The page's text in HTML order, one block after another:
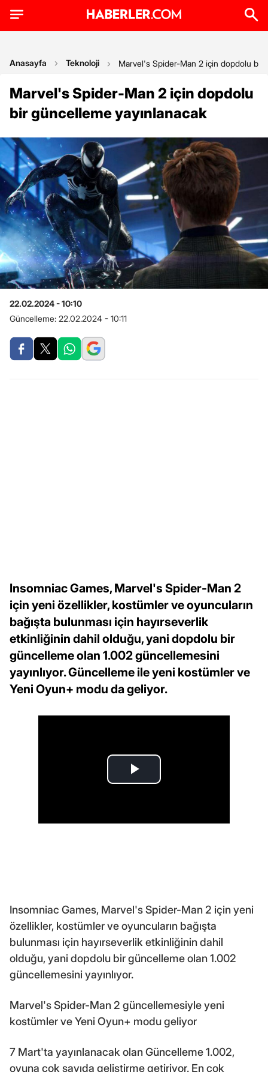
Anasayfa Teknoloji Marvel's Spider-Man 2 için dopdolu bir
Marvel's Spider-Man 2 için dopdolu
bir güncelleme yayınlanacak
22.02.2024 - 10:10
Güncelleme: 22.02.2024 - 10:11
Insomniac Games, Marvel's Spider-Man 2
için yeni özellikler, kostümler ve oyuncuların
bağışta bulunması için hayırseverlik
etkinliğinin dahil olduğu, yani dopdolu bir
güncelleme olan 1.002 güncellemesini
yayınlıyor. Güncelleme ile yeni kostümler ve
Yeni Oyun+ modu da geliyor.
Insomniac Games, Marvel's Spider-Man 2 için yeni
özellikler, kostümler ve oyuncuların bağışta
bulunması için hayırseverlik etkinliğinin dahil
olduğu, yani dopdolu bir güncelleme olan 1.002
güncellemesini yayınlıyor.
Marvel's Spider-Man 2 güncellemesiyle yeni
kostümler ve Yeni Oyun+ modu geliyor
7 Mart'ta yayınlanacak olan Güncelleme 1.002,
oyuna çok sayıda geliştirme getiriyor. En çok